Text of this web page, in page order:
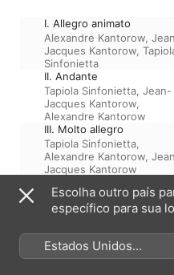
I. Allegro animato
Alexandre Kantorow,
Jacques Kantorow,
Sinfonietta
II. Andante
Tapiola Sinfonietta, Jean-
Jacques Kantorow,
Alexandre Kantorow
III. Molto allegro
Tapiola Sinfonietta,
Alexandre Kantorow,
Jacques Kantorow
3 de maio de 2019
3 faixas, 28 minutos
℗ 2019 BIS Records, a
Escolha outro país
específico para sua
Estados Unidos
(Português Brasil)